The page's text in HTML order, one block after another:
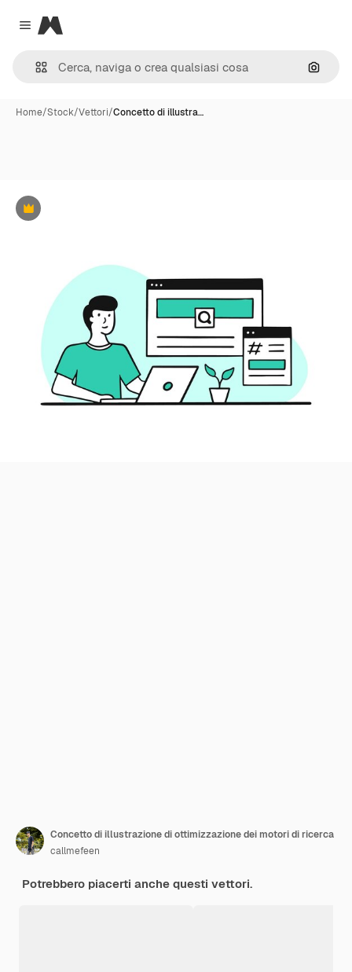
Close menu
Magnific
Cerca
Home/Stock/Vettori/Concetto di illustra…
Premium
Concetto di illustrazione di ottimizzazione dei motori di ricerca
callmefeen
Potrebbero piacerti anche questi vettori.